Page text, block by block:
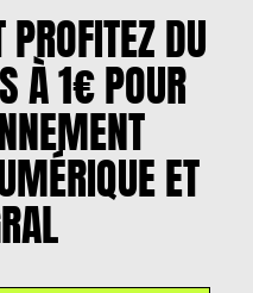
DU
À 1€ POUR
ET